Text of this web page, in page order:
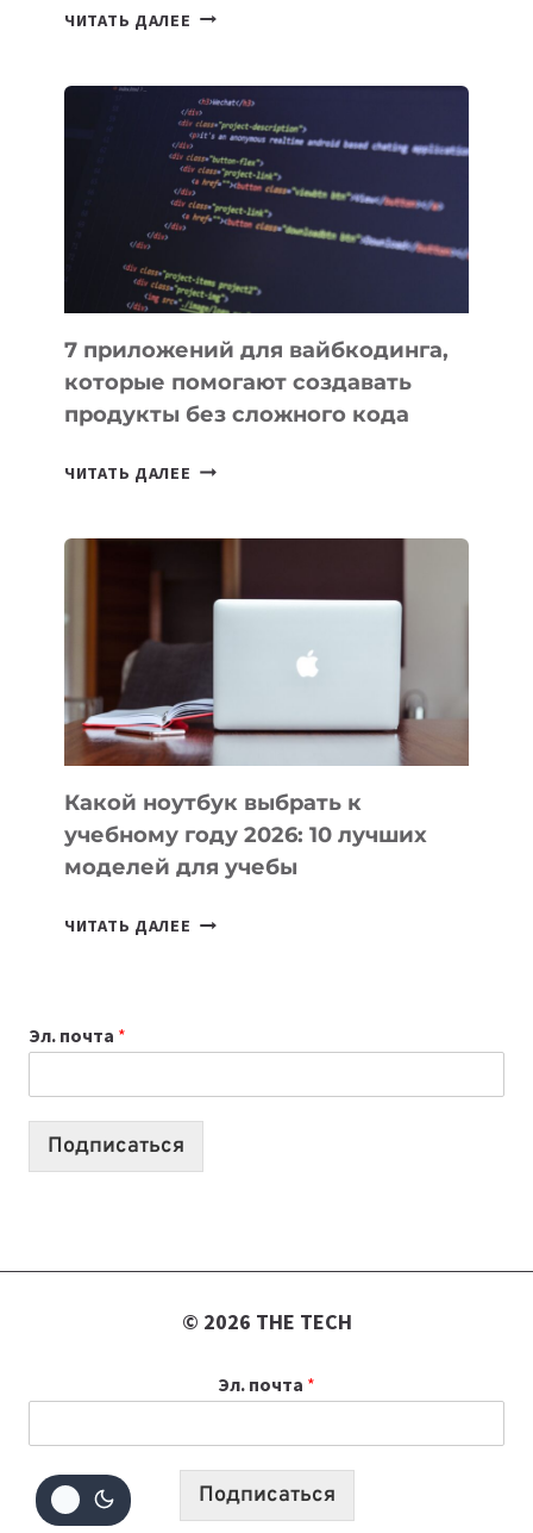
ЧИТАТЬ ДАЛЕЕ ТАСК-
ПОЛЕЗНЫХ
ИНСТРУМЕНТОВ
ДЛЯ
РАБОТЫ
7 приложений для вайбкодинга,
которые помогают создавать
продукты без сложного кода
ЧИТАТЬ ДАЛЕЕ 7
ПОМОГАЮТ
СОЗДАВАТЬ
БЕЗ
СЛОЖНОГО
КОДА
Какой ноутбук выбрать к
учебному году 2026: 10 лучших
моделей для учебы
ЧИТАТЬ ДАЛЕЕ КАКОЙ
2026:
10
Эл. почта *
Подписаться
© 2026 THE TECH
Эл. почта *
Подписаться